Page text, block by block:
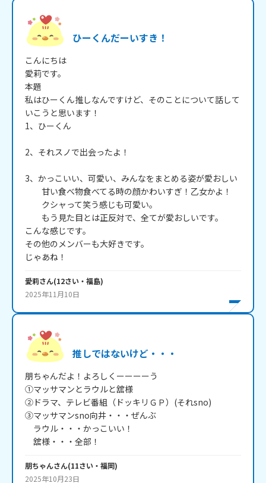
ひーくんだーいすき！
こんにちは
愛莉です。
本題
私はひーくん推しなんですけど、そのことについて話して
いこうと思います！
1、ひーくん
2、それスノで出会ったよ！
3、かっこいい、可愛い、みんなをまとめる姿が愛おしい
甘い食べ物食べてる時の顔かわいすぎ！乙女かよ！
クシャって笑う感じも可愛い。
もう見た目とは正反対で、全てが愛おしいです。
こんな感じです。
その他のメンバーも大好きです。
じゃあね！
愛莉さん(12さい・ 福島)
2025年11月10日
推しではないけど・・・
朋ちゃんだよ！よろしくーーーーう
①マッサマンとラウルと舘様
②ドラマ、テレビ番組（ドッキリＧＰ）(それsno)
③マッサマンsno向井・・・ぜんぶ
ラウル・・・かっこいい！
舘様・・・全部！
朋ちゃんさん(11さい・ 福岡)
2025年10月23日